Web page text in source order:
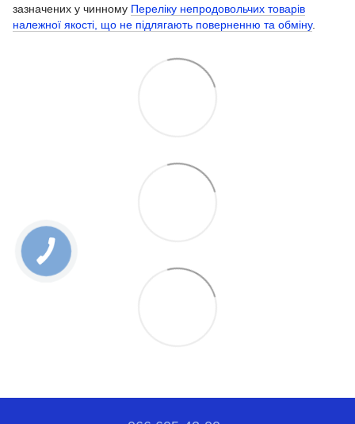
зазначених у чинному Переліку непродовольчих товарів
належної якості, що не підлягають поверненню та обміну.